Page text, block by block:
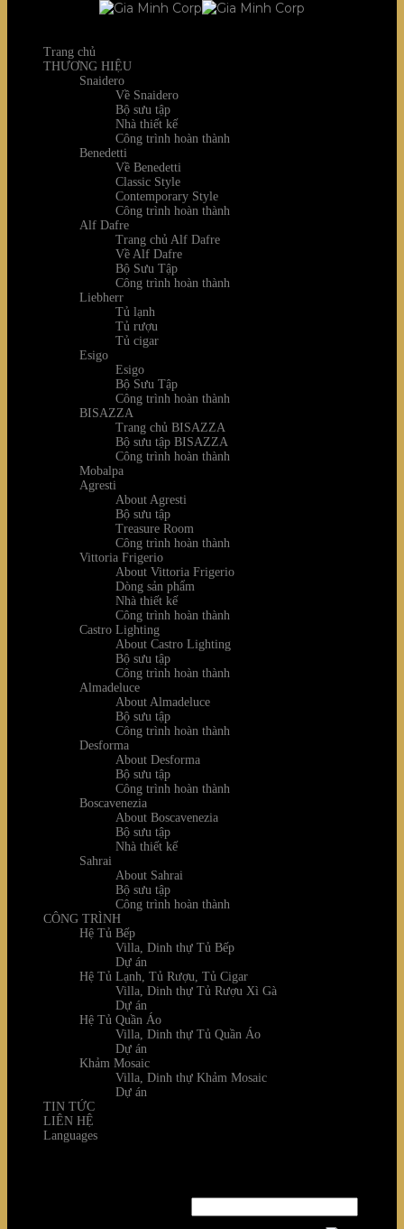
Trang chủ
THƯƠNG HIỆU
Snaidero
Về Snaidero
Bộ sưu tập
Nhà thiết kế
Công trình hoàn thành
Benedetti
Về Benedetti
Classic Style
Contemporary Style
Công trình hoàn thành
Alf Dafre
Trang chủ Alf Dafre
Về Alf Dafre
Bộ Sưu Tập
Công trình hoàn thành
Liebherr
Tủ lạnh
Tủ rượu
Tủ cigar
Esigo
Esigo
Bộ Sưu Tập
Công trình hoàn thành
BISAZZA
Trang chủ BISAZZA
Bộ sưu tập BISAZZA
Công trình hoàn thành
Mobalpa
Agresti
About Agresti
Bộ sưu tập
Treasure Room
Công trình hoàn thành
Vittoria Frigerio
About Vittoria Frigerio
Dòng sản phẩm
Nhà thiết kế
Công trình hoàn thành
Castro Lighting
About Castro Lighting
Bộ sưu tập
Công trình hoàn thành
Almadeluce
About Almadeluce
Bộ sưu tập
Công trình hoàn thành
Desforma
About Desforma
Bộ sưu tập
Công trình hoàn thành
Boscavenezia
About Boscavenezia
Bộ sưu tập
Nhà thiết kế
Sahrai
About Sahrai
Bộ sưu tập
Công trình hoàn thành
CÔNG TRÌNH
Hệ Tủ Bếp
Villa, Dinh thự Tủ Bếp
Dự án
Hệ Tủ Lạnh, Tủ Rượu, Tủ Cigar
Villa, Dinh thự Tủ Rượu Xì Gà
Dự án
Hệ Tủ Quần Áo
Villa, Dinh thự Tủ Quần Áo
Dự án
Khảm Mosaic
Villa, Dinh thự Khảm Mosaic
Dự án
TIN TỨC
LIÊN HỆ
Languages